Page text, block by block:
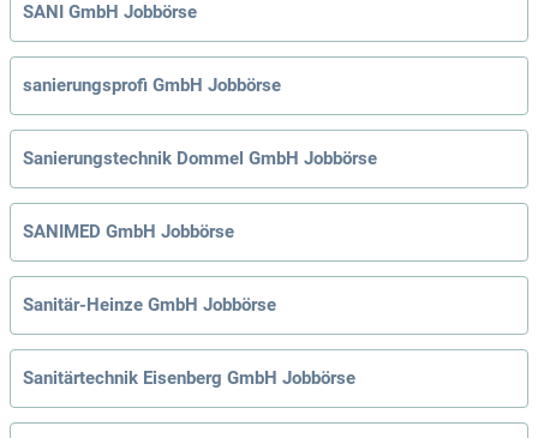
SANI GmbH Jobbörse
sanierungsprofi GmbH Jobbörse
Sanierungstechnik Dommel GmbH Jobbörse
SANIMED GmbH Jobbörse
Sanitär-Heinze GmbH Jobbörse
Sanitärtechnik Eisenberg GmbH Jobbörse